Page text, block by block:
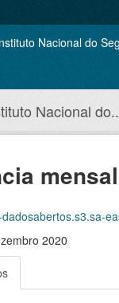
Nacional
east-
2020